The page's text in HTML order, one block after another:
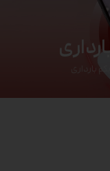
بارداری